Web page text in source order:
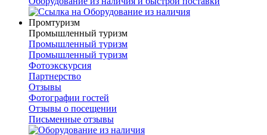
Промтуризм
Промышленный туризм
Промышленный туризм
Промышленный туризм
Фотоэкскурсия
Партнерство
Отзывы
Фотографии гостей
Отзывы о посещении
Письменные отзывы